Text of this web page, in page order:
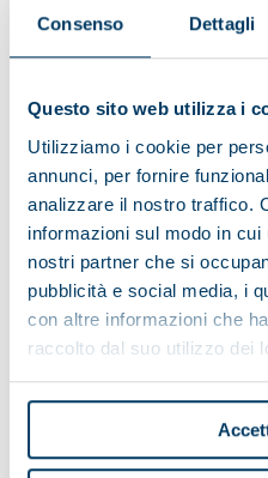
Consenso Dettagli
Questo sito web utilizza i
Utilizziamo i cookie per
annunci, per fornire
analizzare il nostro traffico.
informazioni sul modo in
nostri partner che si
pubblicità e social media, i
con altre informazioni che
raccolto dal suo utilizzo dei
To receive marketing activities
I consent I do not
To profiling activities